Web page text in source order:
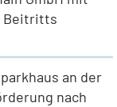
Beitritts
an der
nach